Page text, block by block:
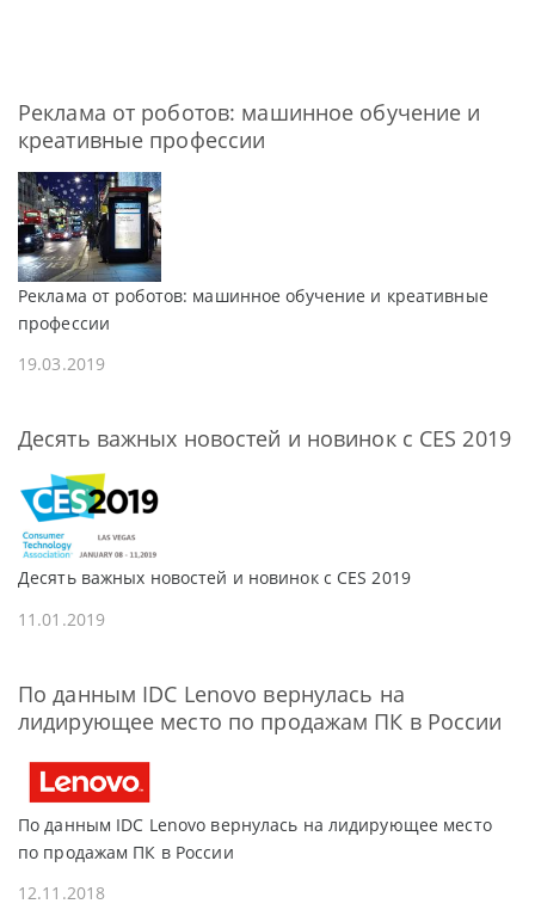
Реклама от роботов: машинное обучение и
креативные профессии
Реклама от роботов: машинное обучение и креативные
профессии
19.03.2019
Десять важных новостей и новинок с CES 2019
Десять важных новостей и новинок с CES 2019
11.01.2019
По данным IDC Lenovo вернулась на
лидирующее место по продажам ПК в России
По данным IDC Lenovo вернулась на лидирующее место
по продажам ПК в России
12.11.2018